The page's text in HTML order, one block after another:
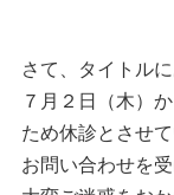
さて、タイトル
７月２日（木）
ため休診とさせ
お問い合わせを